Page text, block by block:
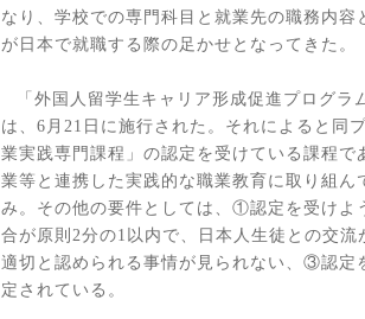
なり、学校での専門科目と就業先の職務内
が日本で就職する際の足かせとなってきた。
「外国人留学生キャリア形成促進プログ
は、 6 月 21 日に施行された。それによると同
業実践専門課程」の認定を受けている課程
業等と連携した実践的な職業教育に取り組
み。その他の要件としては、①認定を受けよ
合が原則 2分の1 以内で、日本人生徒との交
適切と認められる事情が見られない、③認定
定されている。